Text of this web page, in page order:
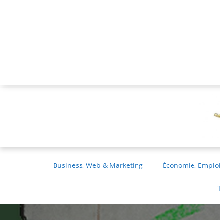
Business, Web & Marketing Économie,